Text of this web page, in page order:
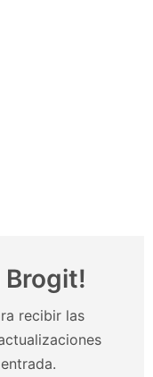
Brogit!
recibir las